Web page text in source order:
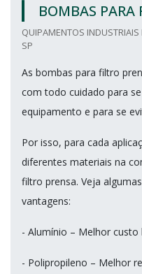
BOMBAS PARA
QUIPAMENTOS
SP
As bombas para filtro
com todo cuidado para
equipamento e para se
Por isso, para cada
diferentes materiais na
filtro prensa. Veja
vantagens:
- Alumínio – Melhor
- Polipropileno – Melhor